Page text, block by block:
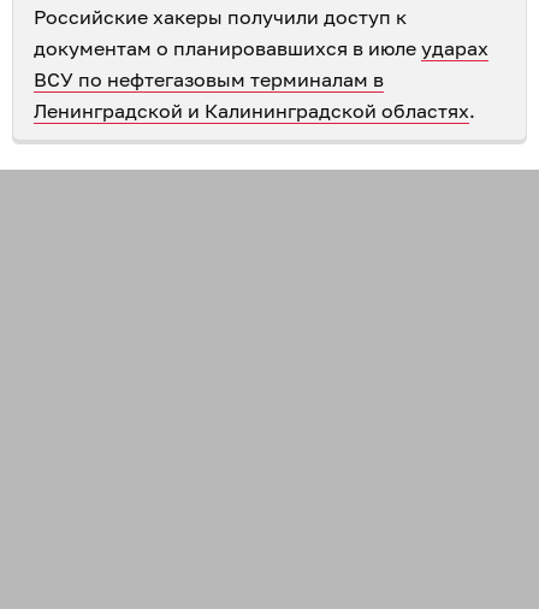
Российские хакеры получили доступ к
документам о планировавшихся в июле ударах
ВСУ по нефтегазовым терминалам в
Ленинградской и Калининградской областях.